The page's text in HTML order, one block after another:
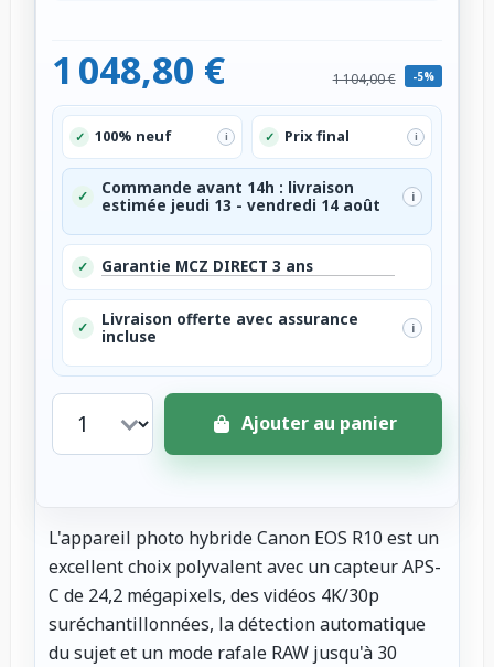
1 048,80 € 1 104,00 € -5%
✓ 100% neuf i ✓ Prix final i
✓
Commande avant 14h : livraison
estimée jeudi 13 - vendredi 14 août
i
✓ Garantie MCZ DIRECT 3 ans
✓
Livraison offerte avec assurance
incluse
i
Ajouter au panier
L'appareil photo hybride Canon EOS R10 est un
excellent choix polyvalent avec un capteur APS-
C de 24,2 mégapixels, des vidéos 4K/30p
suréchantillonnées, la détection automatique
du sujet et un mode rafale RAW jusqu'à 30